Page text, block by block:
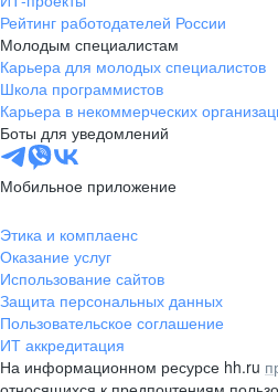
Рейтинг работодателей России
Молодым специалистам
Карьера для молодых специалистов
Школа программистов
Карьера в некоммерческих
Боты для уведомлений
Мобильное приложение
Этика и комплаенс
Оказание услуг
Использование сайтов
Защита персональных данных
Пользовательское соглашение
ИТ аккредитация
На информационном ресурсе hh.ru